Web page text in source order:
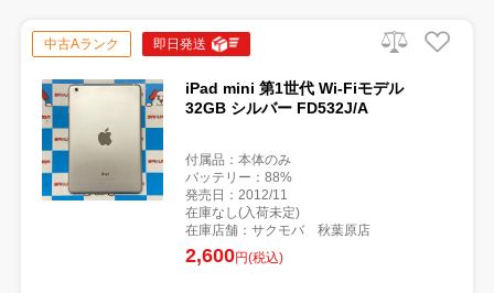
中古Aランク 即日発送
iPad mini 第1世代 Wi-Fiモデル
32GB シルバー FD532J/A
付属品：本体のみ
バッテリー：88%
発売日：2012/11
在庫なし(入荷未定)
在庫店舗：サクモバ 秋葉原店
2,600円(税込)